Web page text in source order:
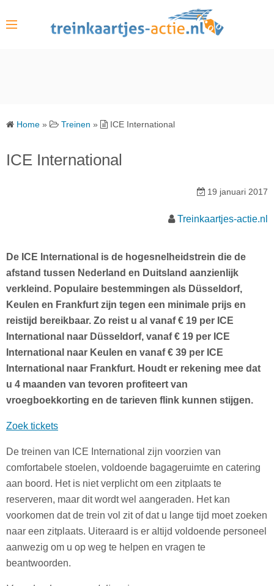
Home » Treinen » ICE International
ICE International
19 januari 2017
Treinkaartjes-actie.nl
De ICE International is de hogesnelheidstrein die de
afstand tussen Nederland en Duitsland aanzienlijk
verkleind. Populaire bestemmingen als Düsseldorf,
Keulen en Frankfurt zijn tegen een minimale prijs en
reistijd bereikbaar. Zo reist u al vanaf € 19 per ICE
International naar Düsseldorf, vanaf € 19 per ICE
International naar Keulen en vanaf € 39 per ICE
International naar Frankfurt. Houdt er rekening mee dat
u 4 maanden van tevoren profiteert van
vroegboekkorting en de tarieven flink kunnen stijgen.
Zoek tickets
De treinen van ICE International zijn voorzien van
comfortabele stoelen, voldoende bagageruimte en catering
aan boord. Het is niet verplicht om een zitplaats te
reserveren, maar dit wordt wel aangeraden. Het kan
voorkomen dat de trein vol zit of dat u lange tijd moet zoeken
naar een zitplaats. Uiteraard is er altijd voldoende personeel
aanwezig om u op weg te helpen en vragen te
beantwoorden.